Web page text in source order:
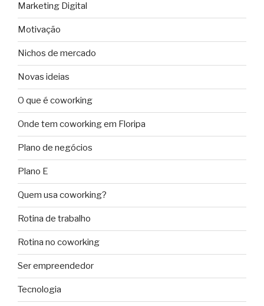
Marketing Digital
Motivação
Nichos de mercado
Novas ideias
O que é coworking
Onde tem coworking em Floripa
Plano de negócios
Plano E
Quem usa coworking?
Rotina de trabalho
Rotina no coworking
Ser empreendedor
Tecnologia